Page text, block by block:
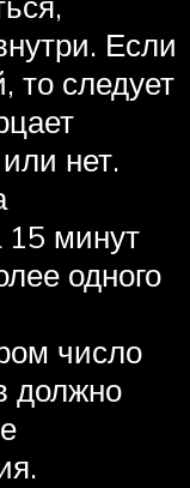
Если
то следует
нет.
15 минут
одного
число
должно